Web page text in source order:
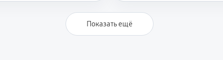
Показать ещё